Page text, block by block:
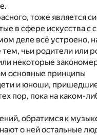
тоже является
в сфере искусства с
деле всё устроено,
чьи родители или
некоторые
основные принципы
и юноши,
пор, пока на каком-
обратимся к
о ней остальные